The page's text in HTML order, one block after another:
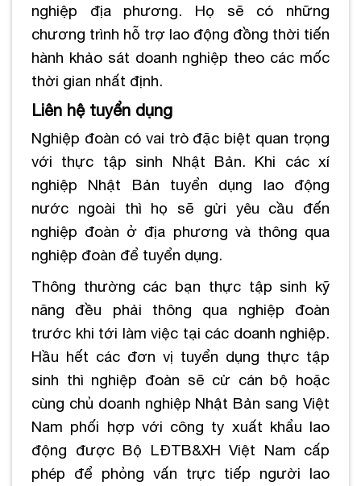
nghiệp địa phương. Họ sẽ có những
chương trình hỗ trợ lao động đồng thời tiến
hành khảo sát doanh nghiệp theo các mốc
thời gian nhất định.
Liên hệ tuyển dụng
Nghiệp đoàn có vai trò đặc biệt quan trọng
với thực tập sinh Nhật Bản. Khi các xí
nghiệp Nhật Bản tuyển dụng lao động
nước ngoài thì họ sẽ gửi yêu cầu đến
nghiệp đoàn ở địa phương và thông qua
nghiệp đoàn để tuyển dụng.
Thông thường các bạn thực tập sinh kỹ
năng đều phải thông qua nghiệp đoàn
trước khi tới làm việc tại các doanh nghiệp.
Hầu hết các đơn vị tuyển dụng thực tập
sinh thì nghiệp đoàn sẽ cử cán bộ hoặc
cùng chủ doanh nghiệp Nhật Bản sang Việt
Nam phối hợp với công ty xuất khẩu lao
động được Bộ LĐTB&XH Việt Nam cấp
phép để phỏng vấn trực tiếp người lao